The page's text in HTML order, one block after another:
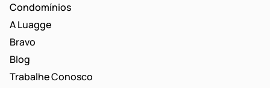
Condomínios
A Luagge
Bravo
Blog
Trabalhe Conosco